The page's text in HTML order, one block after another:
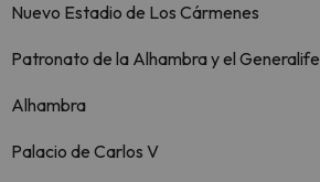
Nuevo Estadio de Los Cármenes
Patronato de la Alhambra y el Generalife
Alhambra
Palacio de Carlos V